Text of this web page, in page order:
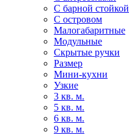
С барной стойкой
С островом
Малогабаритные
Модульные
Скрытые ручки
Размер
Мини-кухни
Узкие
3 кв. м.
5 кв. м.
6 кв. м.
9 кв. м.